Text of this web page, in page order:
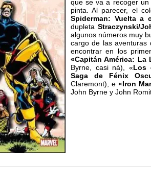
que se va a recoger
pinta. Al parecer, el
Spiderman: Vuelta a
dupleta Straczynski/
algunos números muy
cargo de las aventuras
encontrar en los
«Capitán América: La
Byrne, casi ná), «Los
Saga de Fénix
Claremont), e«Iron
John Byrne y John